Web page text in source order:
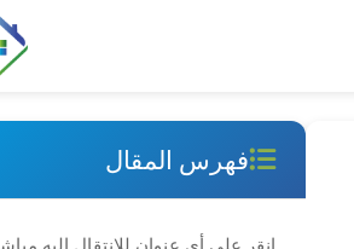
فهرس المقال
انقر على أي عنوان للانتقال إليه